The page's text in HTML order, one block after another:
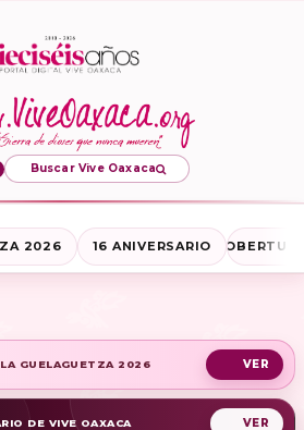
Buscar Vive Oaxaca
2026 16 ANIVERSARIO
GUELAGUETZA 2026
DE VIVE OAXACA